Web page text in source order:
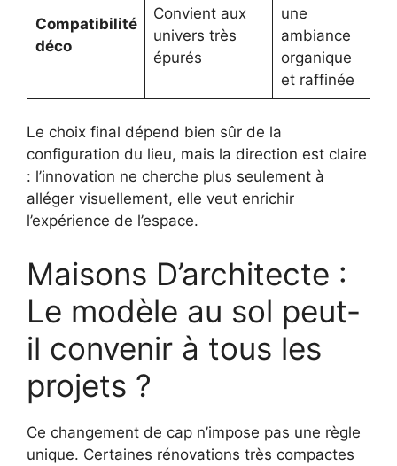
Compatibilité
déco
Convient aux
univers très
épurés
une
ambiance
organique
et raffinée
Le choix final dépend bien sûr de la
configuration du lieu, mais la direction est claire
: l’innovation ne cherche plus seulement à
alléger visuellement, elle veut enrichir
l’expérience de l’espace.
Maisons D’architecte :
Le modèle au sol peut-
il convenir à tous les
projets ?
Ce changement de cap n’impose pas une règle
unique. Certaines rénovations très compactes